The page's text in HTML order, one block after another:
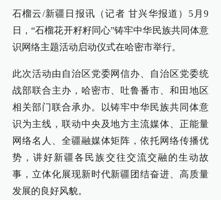
石榴云/新疆日报讯（记者 甘兴华报道）5月9
日，“石榴花开籽籽同心”铸牢中华民族共同体意
识网络主题活动启动仪式在哈密市举行。
此次活动由自治区党委网信办、自治区党委统
战部联合主办，哈密市、吐鲁番市、和田地区
相关部门联合承办。以铸牢中华民族共同体意
识为主线，联动中央及地方主流媒体、正能量
网络名人、全疆融媒体矩阵，依托网络传播优
势，讲好新疆各民族交往交流交融的生动故
事，立体化展现新时代新疆团结奋进、高质量
发展的良好风貌。